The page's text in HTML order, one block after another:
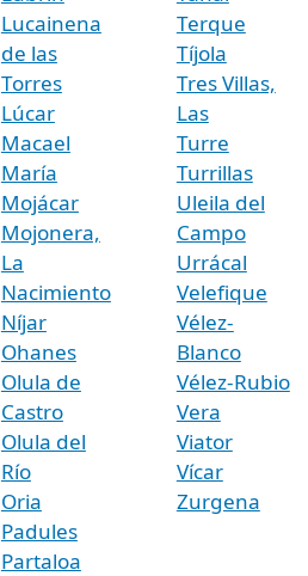
Lucainena
de las
Torres
Lúcar
Macael
María
Mojácar
Mojonera,
La
Nacimiento
Níjar
Ohanes
Olula de
Castro
Olula del
Río
Oria
Padules
Partaloa
Terque
Tíjola
Tres Villas,
Las
Turre
Turrillas
Uleila del
Campo
Urrácal
Velefique
Vélez-
Blanco
Vélez-Rubio
Vera
Viator
Vícar
Zurgena